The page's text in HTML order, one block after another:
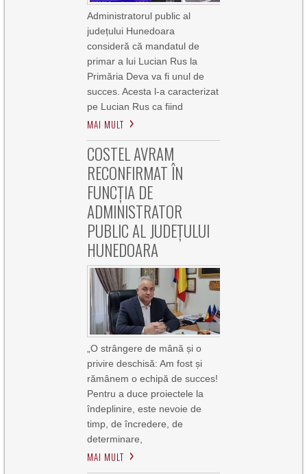
Administratorul public al
județului Hunedoara
consideră că mandatul de
primar a lui Lucian Rus la
Primăria Deva va fi unul de
succes. Acesta l-a caracterizat
pe Lucian Rus ca fiind
MAI MULT
COSTEL AVRAM
RECONFIRMAT ÎN
FUNCȚIA DE
ADMINISTRATOR
PUBLIC AL JUDEȚULUI
HUNEDOARA
„O strângere de mână și o
privire deschisă: Am fost și
rămânem o echipă de succes!
Pentru a duce proiectele la
îndeplinire, este nevoie de
timp, de încredere, de
determinare,
MAI MULT